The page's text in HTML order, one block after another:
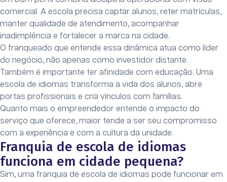
comercial. A escola precisa captar alunos, reter matrículas,
manter qualidade de atendimento, acompanhar
inadimplência e fortalecer a marca na cidade.
O franqueado que entende essa dinâmica atua como líder
do negócio, não apenas como investidor distante.
Também é importante ter afinidade com educação. Uma
escola de idiomas transforma a vida dos alunos, abre
portas profissionais e cria vínculos com famílias.
Quanto mais o empreendedor entende o impacto do
serviço que oferece, maior tende a ser seu compromisso
com a experiência e com a cultura da unidade.
Franquia de escola de idiomas
funciona em cidade pequena?
Sim, uma franquia de escola de idiomas pode funcionar em